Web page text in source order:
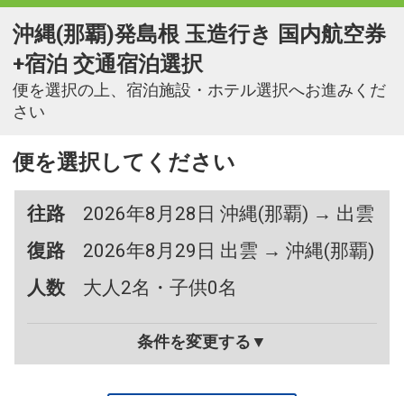
沖縄(那覇)発島根 玉造行き 国内航空券
+宿泊 交通宿泊選択
便を選択の上、宿泊施設・ホテル選択へお進みくだ
さい
便を選択してください
往路
2026年8月28日 沖縄(那覇) → 出雲
復路
2026年8月29日 出雲 → 沖縄(那覇)
人数
大人2名・子供0名
条件を変更する▼